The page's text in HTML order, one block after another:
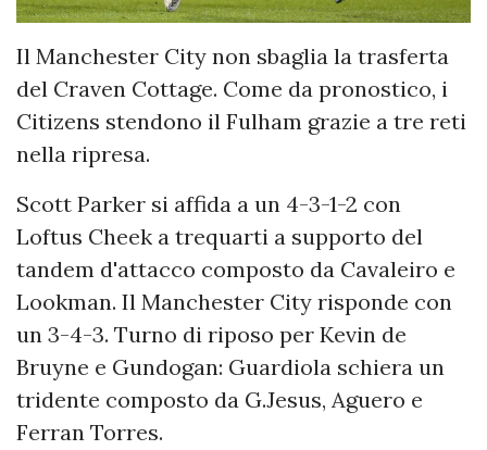
Il Manchester City non sbaglia la trasferta
del Craven Cottage. Come da pronostico, i
Citizens stendono il Fulham grazie a tre reti
nella ripresa.
Scott Parker si affida a un 4-3-1-2 con
Loftus Cheek a trequarti a supporto del
tandem d'attacco composto da Cavaleiro e
Lookman. Il Manchester City risponde con
un 3-4-3. Turno di riposo per Kevin de
Bruyne e Gundogan: Guardiola schiera un
tridente composto da G.Jesus, Aguero e
Ferran Torres.